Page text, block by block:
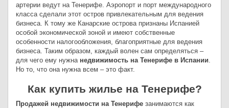
артерии ведут на Тенерифе. Аэропорт и порт международного
класса сделали этот остров привлекательным для ведения
бизнеса. К тому же Канарские острова признаны Испанией
особой экономической зоной и имеют собственные
особенности налогообложения, благоприятные для ведения
бизнеса. Таким образом, каждый волен сам определяться –
для чего ему нужна недвижимость на Тенерифе в Испании.
Но то, что она нужна всем – это факт.
Как купить жилье на Тенерифе?
Продажей недвижимости на Тенерифе занимаются как